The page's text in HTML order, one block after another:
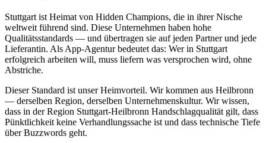
Stuttgart ist Heimat von Hidden Champions, die in ihrer Nische
weltweit führend sind. Diese Unternehmen haben hohe
Qualitätsstandards — und übertragen sie auf jeden Partner und jede
Lieferantin. Als App-Agentur bedeutet das: Wer in Stuttgart
erfolgreich arbeiten will, muss liefern was versprochen wird, ohne
Abstriche.
Dieser Standard ist unser Heimvorteil. Wir kommen aus Heilbronn
— derselben Region, derselben Unternehmenskultur. Wir wissen,
dass in der Region Stuttgart-Heilbronn Handschlagqualität gilt, dass
Pünktlichkeit keine Verhandlungssache ist und dass technische Tiefe
über Buzzwords geht.